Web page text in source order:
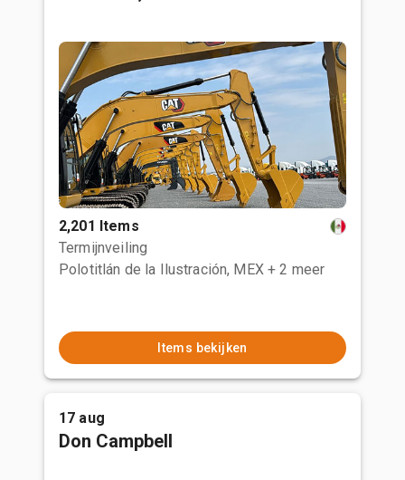
2,201 Items
Termijnveiling
Polotitlán de la Ilustración, MEX + 2 meer
Items bekijken
17 aug
Don Campbell